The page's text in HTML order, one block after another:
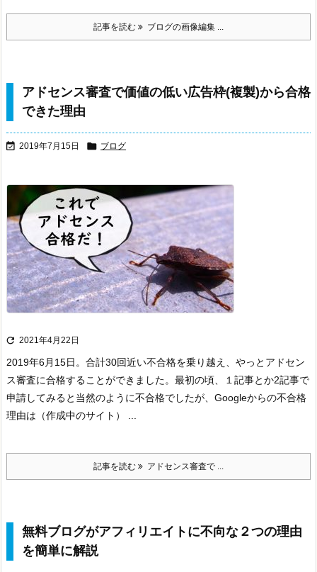
記事を読む ブログの画像編集 ...
アドセンス審査で価値の低い広告枠(複製)から合格
できた理由
 2019年7月15日  ブログ
 2021年4月22日
2019年6月15日。合計30回近い不合格を乗り越え、やっとアドセン
ス審査に合格することができました。 最初の頃、１記事とか2記事で
申請してみると当然のように不合格でしたが、Googleからの不合格
理由は（作成中のサイト） ...
記事を読む アドセンス審査で ...
無料ブログがアフィリエイトに不向な２つの理由
を簡単に解説